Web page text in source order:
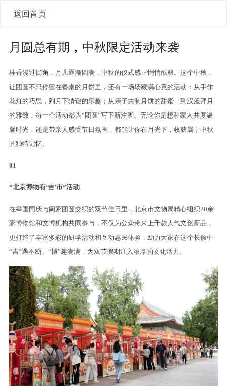
返回首页
月圆总有期，中秋限定活动来袭
桂香漫过街角，月儿逐渐圆满，中秋的仪式感正悄悄酝酿。这个中秋，
让团圆不只停留在餐桌的月饼里，还有一场场藏满心意的活动：从手作
花灯的巧思，到月下猜谜的乐趣；从亲子共制月饼的甜蜜，到汉服拜月
的雅致，每一个活动都为“团圆”写下新注脚。无论你是想和家人共度温
馨时光，还是带亲人感受节日氛围，都能让你在月光下，收获属于中秋
的独特记忆。
01
“北京博物有‘吉’市”活动
在举国同庆与阖家团圆交织的双节佳日里，北京市文物局精心组织20余
家博物馆和文博机构共同参与，不仅为公众带来上千款人气文创新品，
更打造了丰富多彩的研学活动和互动惠民体验，助力大家在这个长假中
“吉”遇不断、“博”趣满满，为双节假期注入浓厚的文化活力。